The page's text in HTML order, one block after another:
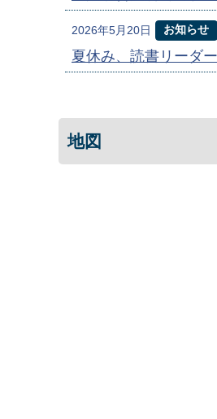
2026年5月20日 お知らせ
夏休み、読書リーダ
地図